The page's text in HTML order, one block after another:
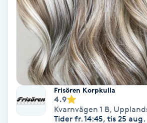
LPG-behandling
LPG-massage
Luggklippning
Lymfmassage
Frisören Korpkulla
4.9
Kvarnvägen 1 B,
Tider fr. 14:45, tis 25 aug.